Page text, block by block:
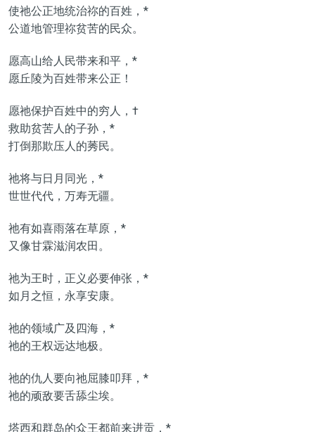
使祂公正地统治祢的百姓，*
公道地管理祢贫苦的民众。
愿高山给人民带来和平，*
愿丘陵为百姓带来公正！
愿祂保护百姓中的穷人，†
救助贫苦人的子孙，*
打倒那欺压人的莠民。
祂将与日月同光，*
世世代代，万寿无疆。
祂有如喜雨落在草原，*
又像甘霖滋润农田。
祂为王时，正义必要伸张，*
如月之恒，永享安康。
祂的领域广及四海，*
祂的王权远达地极。
祂的仇人要向祂屈膝叩拜，*
祂的顽敌要舌舔尘埃。
塔西和群岛的众王都前来进贡，*